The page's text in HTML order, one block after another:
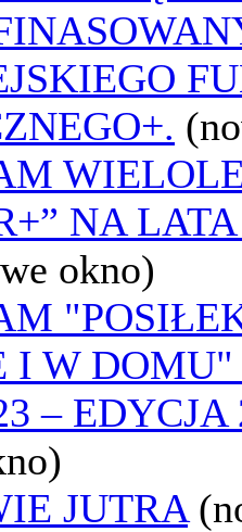
NA
okno)
I W
– EDYCJA
JUTRA